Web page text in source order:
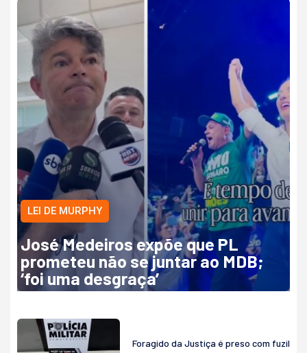
LEI DE MURPHY
José Medeiros expõe que PL
prometeu não se juntar ao MDB;
‘foi uma desgraça’
Foragido da Justiça é preso com fuzil